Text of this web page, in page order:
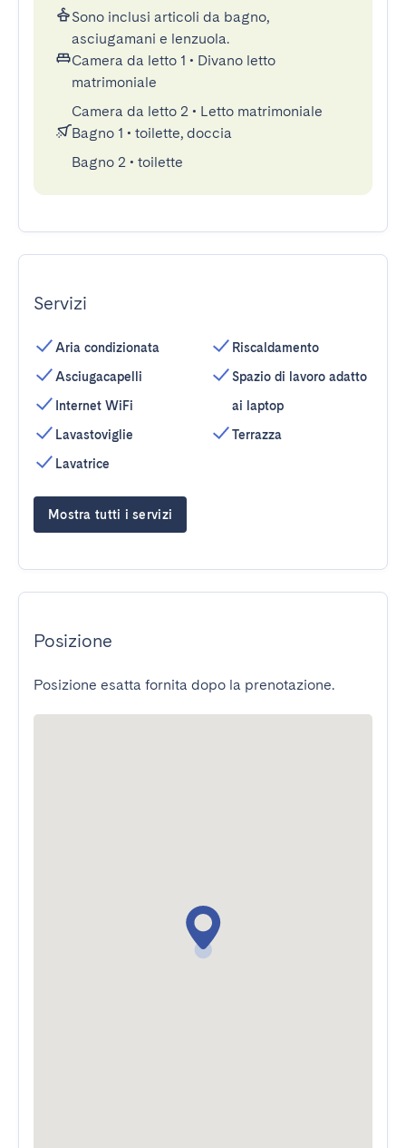
Sono inclusi articoli da bagno,
asciugamani e lenzuola.
Camera da letto 1 • Divano letto
matrimoniale
Camera da letto 2 • Letto matrimoniale
Bagno 1 • toilette, doccia
Bagno 2 • toilette
Servizi
Aria condizionata
Asciugacapelli
Internet WiFi
Lavastoviglie
Lavatrice
Riscaldamento
Spazio di lavoro adatto
ai laptop
Terrazza
Mostra tutti i servizi
Posizione
Posizione esatta fornita dopo la prenotazione.